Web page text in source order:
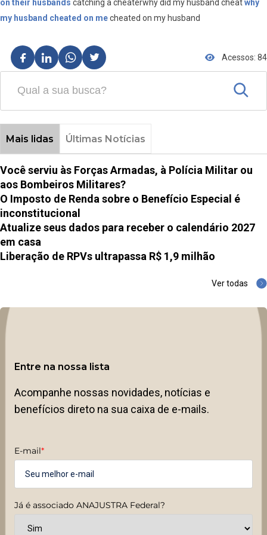
on their husbands catching a cheaterwhy did my husband cheatwhy
my husband cheated on mecheated on my husband
Acessos: 84
Mais lidas Últimas Notícias
Você serviu às Forças Armadas, à Polícia Militar ou
aos Bombeiros Militares?
O Imposto de Renda sobre o Benefício Especial é
inconstitucional
Atualize seus dados para receber o calendário 2027
em casa
Liberação de RPVs ultrapassa R$ 1,9 milhão
Ver todas
Entre na nossa lista
Acompanhe nossas novidades, notícias e
benefícios direto na sua caixa de e-mails.
E-mail*
Já é associado ANAJUSTRA Federal?